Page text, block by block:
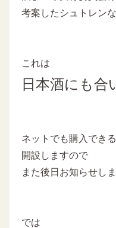
考案したシュトレン
これは
日本酒にも合
ネットでも購入でき
開設しますので
また後日お知らせし
では